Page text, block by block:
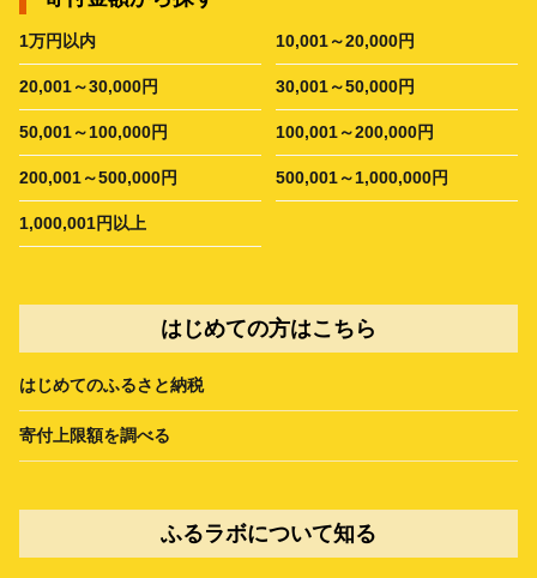
1万円以内 10,001～20,000円
20,001～30,000円 30,001～50,000円
50,001～100,000円 100,001～200,000円
200,001～500,000円 500,001～1,000,000円
1,000,001円以上
はじめての方はこちら
はじめてのふるさと納税
寄付上限額を調べる
ふるラボについて知る